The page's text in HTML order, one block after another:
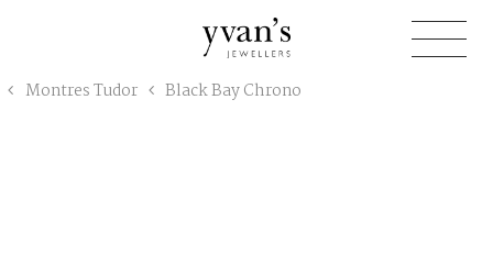
Jewellers
Montres Tudor Black Bay Chrono